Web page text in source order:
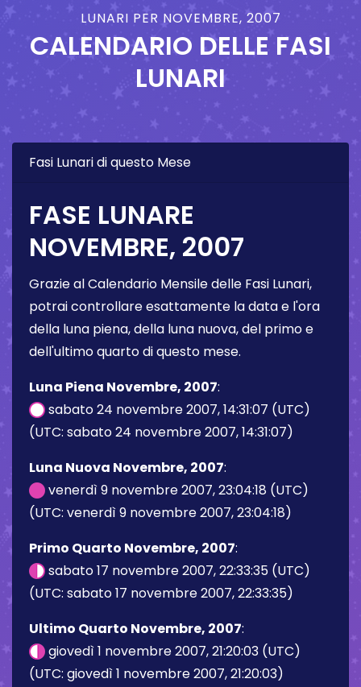
LUNARI PER NOVEMBRE, 2007
CALENDARIO DELLE FASI
LUNARI
Fasi Lunari di questo Mese
FASE LUNARE
NOVEMBRE, 2007
Grazie al Calendario Mensile delle Fasi Lunari,
potrai controllare esattamente la data e l'ora
della luna piena, della luna nuova, del primo e
dell'ultimo quarto di questo mese.
Luna Piena Novembre, 2007:
sabato 24 novembre 2007, 14:31:07 (UTC)
(UTC: sabato 24 novembre 2007, 14:31:07)
Luna Nuova Novembre, 2007:
venerdì 9 novembre 2007, 23:04:18 (UTC)
(UTC: venerdì 9 novembre 2007, 23:04:18)
Primo Quarto Novembre, 2007:
sabato 17 novembre 2007, 22:33:35 (UTC)
(UTC: sabato 17 novembre 2007, 22:33:35)
Ultimo Quarto Novembre, 2007:
giovedì 1 novembre 2007, 21:20:03 (UTC)
(UTC: giovedì 1 novembre 2007, 21:20:03)